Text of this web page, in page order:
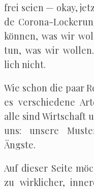
frei sei­en — okay,
de Coro­na-
kön­nen, was wir
tun, was wir
lich nicht.
Wie schon die paar
es ver­schie­de­ne
alle sind Wirt­schaft
uns: unse­re
Ängste.
Auf die­ser Sei­te
zu wirk­li­cher,